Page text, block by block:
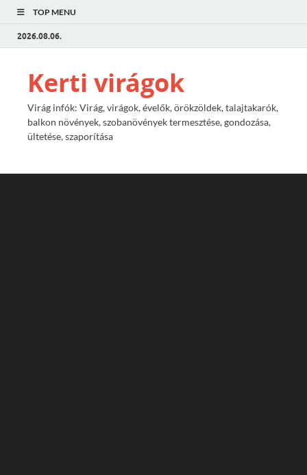
TOP MENU
2026.08.06.
Kerti virágok
Virág infók: Virág, virágok, évelők, örökzöldek, talajtakarók,
balkon növények, szobanövények termesztése, gondozása,
ültetése, szaporítása